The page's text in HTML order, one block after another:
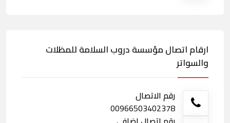
ارقام اتصال مؤسسة دروب السلامة للمظلات
والسواتر
رقم الاتصال
00966503402378